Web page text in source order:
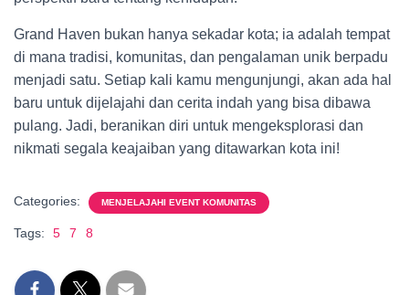
Grand Haven bukan hanya sekadar kota; ia adalah tempat
di mana tradisi, komunitas, dan pengalaman unik berpadu
menjadi satu. Setiap kali kamu mengunjungi, akan ada hal
baru untuk dijelajahi dan cerita indah yang bisa dibawa
pulang. Jadi, beranikan diri untuk mengeksplorasi dan
nikmati segala keajaiban yang ditawarkan kota ini!
Categories: MENJELAJAHI EVENT KOMUNITAS
Tags: 5 7 8